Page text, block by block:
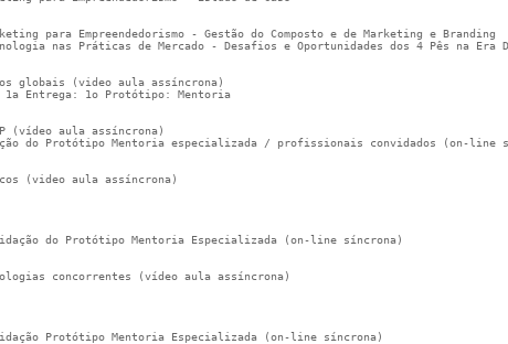
para Empreendedorismo - Gestão do Composto e de Marketing e Branding
nas Práticas de Mercado - Desafios e Oportunidades dos 4 Pês na Era
globais (video aula assíncrona)
Entrega: 1o Protótipo: Mentoria
(vídeo aula assíncrona)
do Protótipo Mentoria especializada / profissionais convidados (on-line
(video aula assíncrona)
do Protótipo Mentoria Especializada (on-line síncrona)
concorrentes (vídeo aula assíncrona)
Protótipo Mentoria Especializada (on-line síncrona)